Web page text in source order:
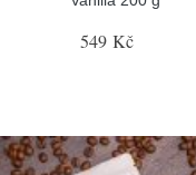
549 Kč